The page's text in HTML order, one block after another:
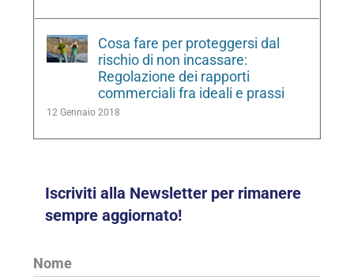
Cosa fare per proteggersi dal
rischio di non incassare:
Regolazione dei rapporti
commerciali fra ideali e prassi
12 Gennaio 2018
Iscriviti alla Newsletter per rimanere
sempre aggiornato!
Nome